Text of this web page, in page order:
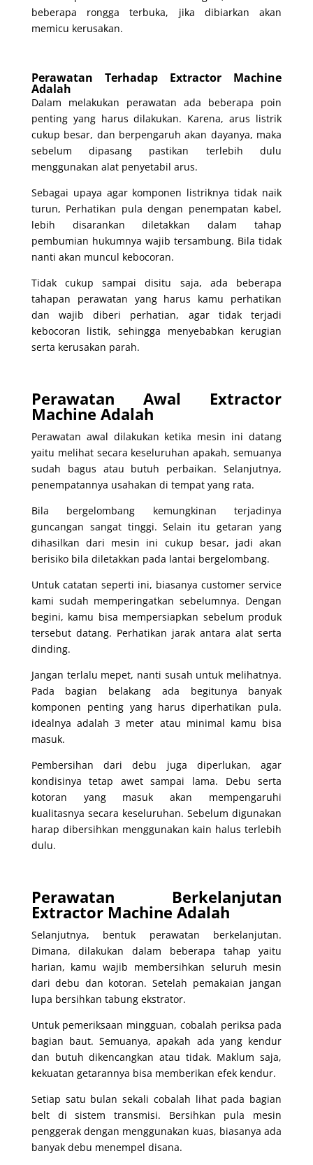
beberapa rongga terbuka, jika dibiarkan akan
memicu kerusakan.
Perawatan Terhadap Extractor Machine
Adalah
Dalam melakukan perawatan ada beberapa poin
penting yang harus dilakukan. Karena, arus listrik
cukup besar, dan berpengaruh akan dayanya, maka
sebelum dipasang pastikan terlebih dulu
menggunakan alat penyetabil arus.
Sebagai upaya agar komponen listriknya tidak naik
turun, Perhatikan pula dengan penempatan kabel,
lebih disarankan diletakkan dalam tahap
pembumian hukumnya wajib tersambung. Bila tidak
nanti akan muncul kebocoran.
Tidak cukup sampai disitu saja, ada beberapa
tahapan perawatan yang harus kamu perhatikan
dan wajib diberi perhatian, agar tidak terjadi
kebocoran listik, sehingga menyebabkan kerugian
serta kerusakan parah.
Perawatan Awal Extractor
Machine Adalah
Perawatan awal dilakukan ketika mesin ini datang
yaitu melihat secara keseluruhan apakah, semuanya
sudah bagus atau butuh perbaikan. Selanjutnya,
penempatannya usahakan di tempat yang rata.
Bila bergelombang kemungkinan terjadinya
guncangan sangat tinggi. Selain itu getaran yang
dihasilkan dari mesin ini cukup besar, jadi akan
berisiko bila diletakkan pada lantai bergelombang.
Untuk catatan seperti ini, biasanya customer service
kami sudah memperingatkan sebelumnya. Dengan
begini, kamu bisa mempersiapkan sebelum produk
tersebut datang. Perhatikan jarak antara alat serta
dinding.
Jangan terlalu mepet, nanti susah untuk melihatnya.
Pada bagian belakang ada begitunya banyak
komponen penting yang harus diperhatikan pula.
idealnya adalah 3 meter atau minimal kamu bisa
masuk.
Pembersihan dari debu juga diperlukan, agar
kondisinya tetap awet sampai lama. Debu serta
kotoran yang masuk akan mempengaruhi
kualitasnya secara keseluruhan. Sebelum digunakan
harap dibersihkan menggunakan kain halus terlebih
dulu.
Perawatan Berkelanjutan
Extractor Machine Adalah
Selanjutnya, bentuk perawatan berkelanjutan.
Dimana, dilakukan dalam beberapa tahap yaitu
harian, kamu wajib membersihkan seluruh mesin
dari debu dan kotoran. Setelah pemakaian jangan
lupa bersihkan tabung ekstrator.
Untuk pemeriksaan mingguan, cobalah periksa pada
bagian baut. Semuanya, apakah ada yang kendur
dan butuh dikencangkan atau tidak. Maklum saja,
kekuatan getarannya bisa memberikan efek kendur.
Setiap satu bulan sekali cobalah lihat pada bagian
belt di sistem transmisi. Bersihkan pula mesin
penggerak dengan menggunakan kuas, biasanya ada
banyak debu menempel disana.